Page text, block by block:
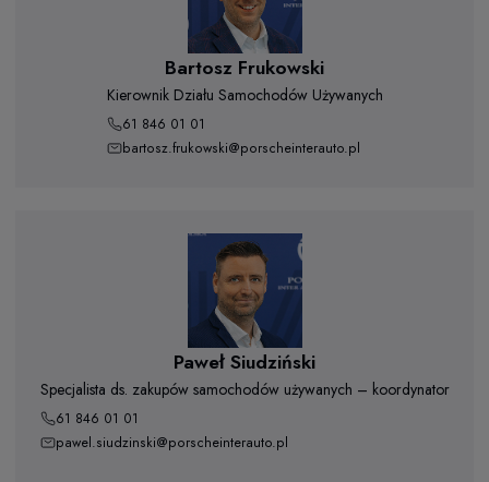
Bartosz Frukowski
Kierownik Działu Samochodów Używanych
61 846 01 01
bartosz.frukowski@porscheinterauto.pl
Paweł Siudziński
Specjalista ds. zakupów samochodów używanych – koordynator
61 846 01 01
pawel.siudzinski@porscheinterauto.pl